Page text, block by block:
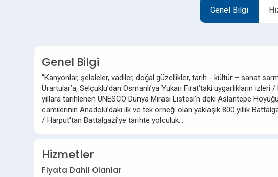
Genel Bilgi
Genel Bilgi
“Kanyonlar, şelaleler, vadiler, doğal güzellikler, tarih - kültür – sanat
Urartular’a, Selçuklu’dan Osmanlı’ya Yukarı Fırat’taki uygarlıkların
yıllara tarihlenen UNESCO Dünya Mirası Listesi’n deki Aslantepe
camilerinin Anadolu’daki ilk ve tek örneği olan yaklaşık 800 yıllık
/ Harput’tan Battalgazi’ye tarihte yolculuk…
Hizmetler
Fiyata Dahil Olanlar